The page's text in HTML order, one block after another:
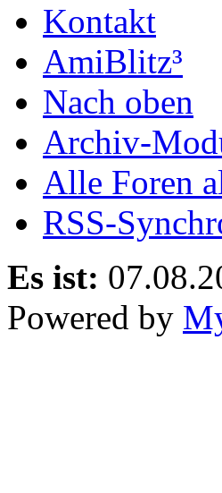
Kontakt
AmiBlitz³
Nach oben
Archiv-
Alle Foren
RSS-
Es ist:
Powered by